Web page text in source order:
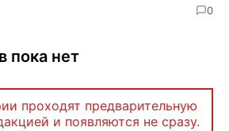
0
пока нет
проходят предварительную
и появляются не сразу.